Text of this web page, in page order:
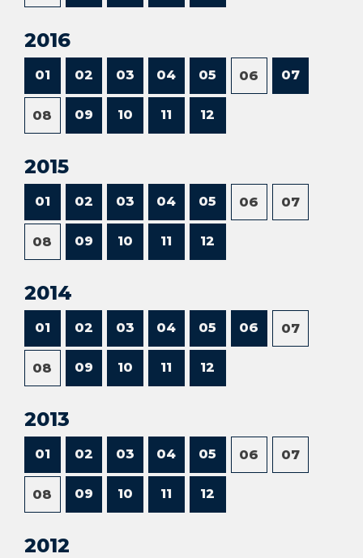
2016
01 02 03 04 05 06 07
08 09 10 11 12
2015
01 02 03 04 05 06 07
08 09 10 11 12
2014
01 02 03 04 05 06 07
08 09 10 11 12
2013
01 02 03 04 05 06 07
08 09 10 11 12
2012